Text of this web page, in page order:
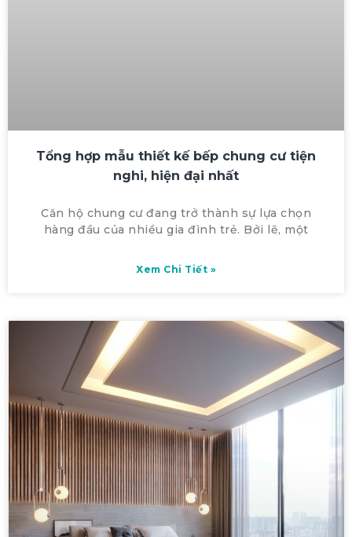
Tổng hợp mẫu thiết kế bếp chung cư tiện
nghi, hiện đại nhất
Căn hộ chung cư đang trở thành sự lựa chọn
hàng đầu của nhiều gia đình trẻ. Bởi lẽ, một
Xem Chi Tiết »